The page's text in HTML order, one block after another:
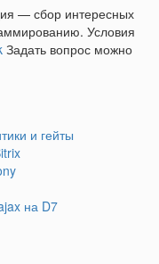
— сбор интересных
Условия
Задать вопрос можно
и гейты
на D7